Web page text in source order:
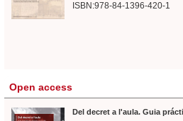
ISBN:978-84-1396-420-1
Open access
Del decret a l'aula. Guia